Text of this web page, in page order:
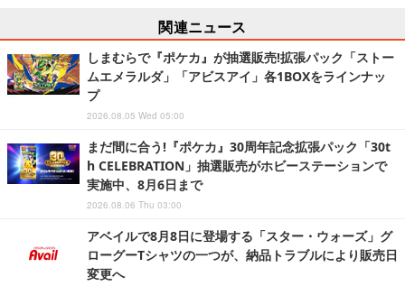
関連ニュース
しまむらで『ポケカ』が抽選販売!拡張パック「ストー
ムエメラルダ」「アビスアイ」各1BOXをラインナッ
プ
2026.08.05 Wed 05:00
まだ間に合う!『ポケカ』30周年記念拡張パック「30t
h CELEBRATION」抽選販売がホビーステーションで
実施中、8月6日まで
2026.08.06 Thu 03:00
アベイルで8月8日に登場する「スター・ウォーズ」グ
ローグーTシャツの一つが、納品トラブルにより販売日
変更へ